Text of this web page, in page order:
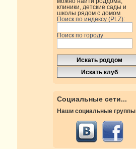
клиники, детские сады и
школы рядом с домом
Поиск по индексу (PLZ):
Поиск по городу
Социальные сети...
Наши социальные группы